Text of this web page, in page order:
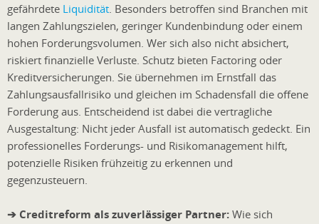
gefährdete Liquidität. Besonders betroffen sind Branchen mit
langen Zahlungszielen, geringer Kundenbindung oder einem
hohen Forderungsvolumen. Wer sich also nicht absichert,
riskiert finanzielle Verluste. Schutz bieten Factoring oder
Kreditversicherungen. Sie übernehmen im Ernstfall das
Zahlungsausfallrisiko und gleichen im Schadensfall die offene
Forderung aus. Entscheidend ist dabei die vertragliche
Ausgestaltung: Nicht jeder Ausfall ist automatisch gedeckt. Ein
professionelles Forderungs- und Risikomanagement hilft,
potenzielle Risiken frühzeitig zu erkennen und
gegenzusteuern.
➔ Creditreform als zuverlässiger Partner: Wie sich